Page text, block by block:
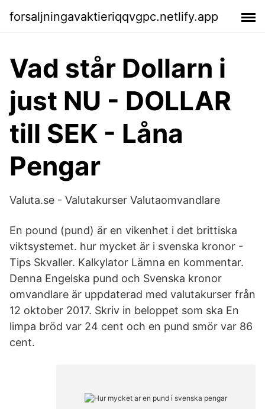
forsaljningavaktieriqqvgpc.netlify.app
Vad står Dollarn i
just NU - DOLLAR
till SEK - Låna
Pengar
Valuta.se - Valutakurser Valutaomvandlare
En pound (pund) är en vikenhet i det brittiska
viktsystemet. hur mycket är i svenska kronor -
Tips Skvaller. Kalkylator Lämna en kommentar.
Denna Engelska pund och Svenska kronor
omvandlare är uppdaterad med valutakurser från
12 oktober 2017. Skriv in beloppet som ska En
limpa bröd var 24 cent och en pund smör var 86
cent.